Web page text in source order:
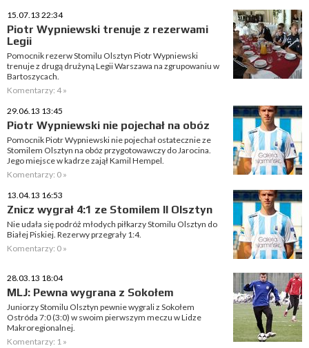
15.07.13 22:34
Piotr Wypniewski trenuje z rezerwami
Legii
Pomocnik rezerw Stomilu Olsztyn Piotr Wypniewski
trenuje z drugą drużyną Legii Warszawa na zgrupowaniu w
Bartoszycach.
Komentarzy: 4 »
29.06.13 13:45
Piotr Wypniewski nie pojechał na obóz
Pomocnik Piotr Wypniewski nie pojechał ostatecznie ze
Stomilem Olsztyn na obóz przygotowawczy do Jarocina.
Jego miejsce w kadrze zajął Kamil Hempel.
Komentarzy: 0 »
13.04.13 16:53
Znicz wygrał 4:1 ze Stomilem II Olsztyn
Nie udała się podróż młodych piłkarzy Stomilu Olsztyn do
Białej Piskiej. Rezerwy przegrały 1:4.
Komentarzy: 0 »
28.03.13 18:04
MLJ: Pewna wygrana z Sokołem
Juniorzy Stomilu Olsztyn pewnie wygrali z Sokołem
Ostróda 7:0 (3:0) w swoim pierwszym meczu w Lidze
Makroregionalnej.
Komentarzy: 1 »